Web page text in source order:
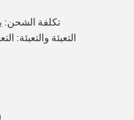
تكلفة الشحن:
التعبئة والتعبئة: